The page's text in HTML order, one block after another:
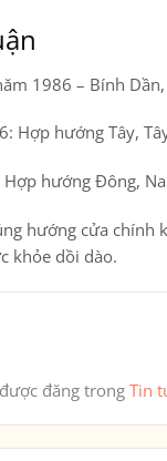
1986 – Bính
Hợp hướng Tây,
Hợp hướng Đông,
hướng cửa chính
khỏe dồi dào.
đăng trong Tin